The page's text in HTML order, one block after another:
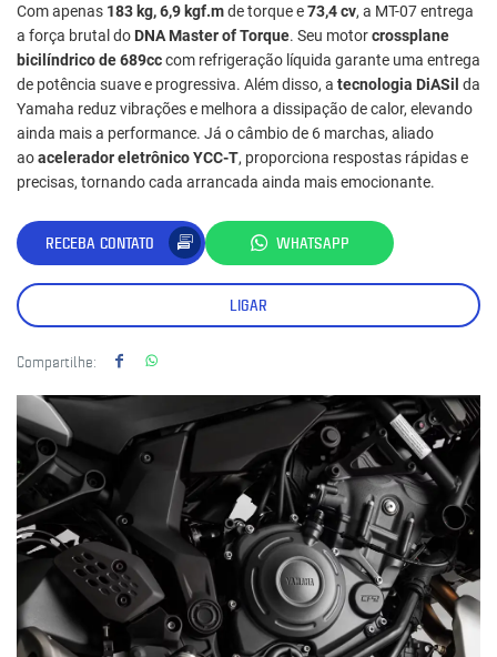
Com apenas 183 kg, 6,9 kgf.mde torque e73,4 cv, a MT-07 entrega
a força brutal do DNA Master of Torque. Seu motorcrossplane
bicilíndrico de 689cccom refrigeração líquida garante uma entrega
de potência suave e progressiva. Além disso, a tecnologia DiASil da
Yamaha reduz vibrações e melhora a dissipação de calor, elevando
ainda mais a performance. Já o câmbio de 6 marchas, aliado
aoacelerador eletrônico YCC-T, proporciona respostas rápidas e
precisas, tornando cada arrancada ainda mais emocionante.
RECEBA CONTATO WHATSAPP
LIGAR
Compartilhe: